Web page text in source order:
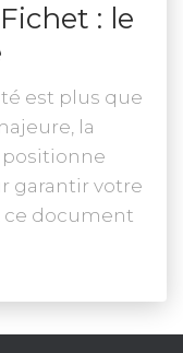
: le
est plus que
la
garantir votre
ce document